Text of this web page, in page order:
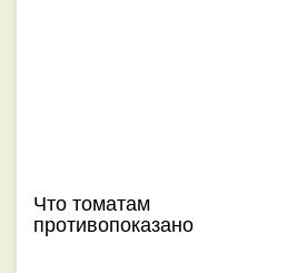
Что томатам
противопоказано